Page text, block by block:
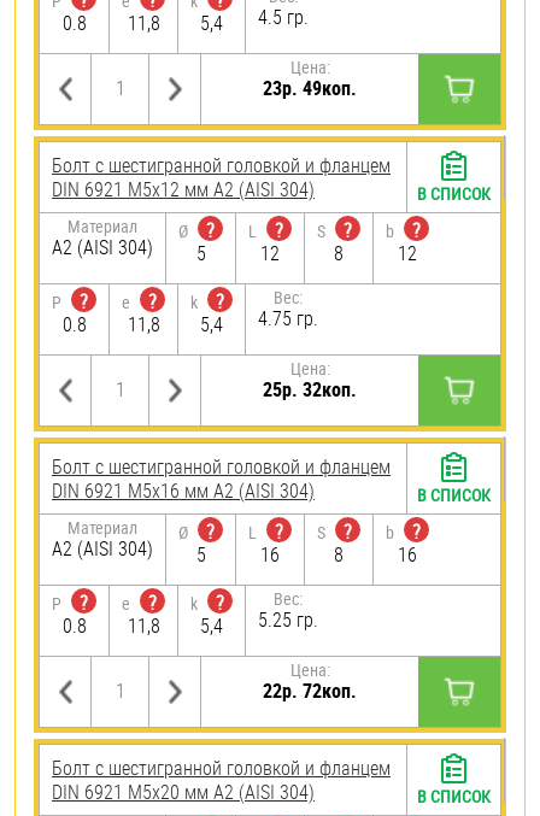
0.8
11,8
5,4
4.5 гр.
Цена:
23р. 49коп.
Болт с шестигранной головкой и фланцем
DIN 6921 М5х12 мм А2 (AISI 304)
Материал
А2 (AISI 304)
Ø
?
5
L
?
12
S
?
8
b
?
12
P
?
0.8
e
?
11,8
k
?
5,4
Вес:
4.75 гр.
Цена:
25р. 32коп.
В СПИСОК
Болт с шестигранной головкой и фланцем
DIN 6921 М5х16 мм А2 (AISI 304)
Материал
А2 (AISI 304)
Ø
?
5
L
?
16
S
?
8
b
?
16
P
?
0.8
e
?
11,8
k
?
5,4
Вес:
5.25 гр.
Цена:
22р. 72коп.
В СПИСОК
Болт с шестигранной головкой и фланцем
DIN 6921 М5х20 мм А2 (AISI 304)
В СПИСОК